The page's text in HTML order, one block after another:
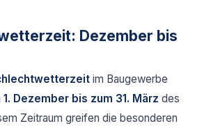
Dezember bis
im Baugewerbe
1. Dezember bis zum 31. März des
Zeitraum greifen die besonderen